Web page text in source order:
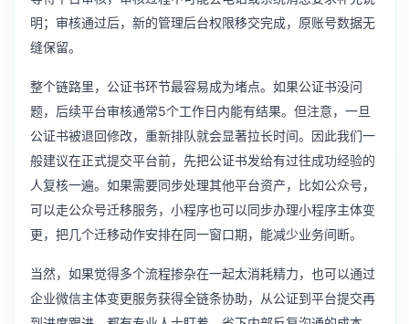
明；审核通过后，新的管理后台权限移交完成，原账号数据无
缝保留。
整个链路里，公证书环节最容易成为堵点。如果公证书没问
题，后续平台审核通常5个工作日内能有结果。但注意，一旦
公证书被退回修改，重新排队就会显著拉长时间。因此我们一
般建议在正式提交平台前，先把公证书发给有过往成功经验的
人复核一遍。如果需要同步处理其他平台资产，比如公众号，
可以走公众号迁移服务，小程序也可以同步办理小程序主体变
更，把几个迁移动作安排在同一窗口期，能减少业务间断。
当然，如果觉得多个流程掺杂在一起太消耗精力，也可以通过
企业微信主体变更服务获得全链条协助，从公证到平台提交再